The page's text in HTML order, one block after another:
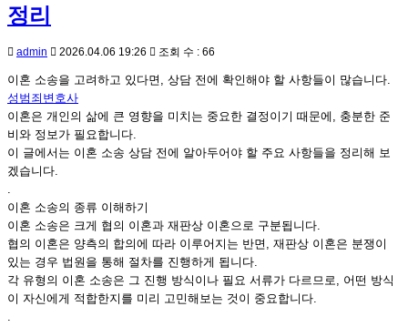
정리
admin 2026.04.06 19:26 조회 수 : 66
이혼 소송을 고려하고 있다면, 상담 전에 확인해야 할 사항들이 많습니다.
성범죄변호사
이혼은 개인의 삶에 큰 영향을 미치는 중요한 결정이기 때문에, 충분한 준
비와 정보가 필요합니다.
이 글에서는 이혼 소송 상담 전에 알아두어야 할 주요 사항들을 정리해 보
겠습니다.
.
이혼 소송의 종류 이해하기
이혼 소송은 크게 협의 이혼과 재판상 이혼으로 구분됩니다.
협의 이혼은 양측의 합의에 따라 이루어지는 반면, 재판상 이혼은 분쟁이
있는 경우 법원을 통해 절차를 진행하게 됩니다.
각 유형의 이혼 소송은 그 진행 방식이나 필요 서류가 다르므로, 어떤 방식
이 자신에게 적합한지를 미리 고민해보는 것이 중요합니다.
.